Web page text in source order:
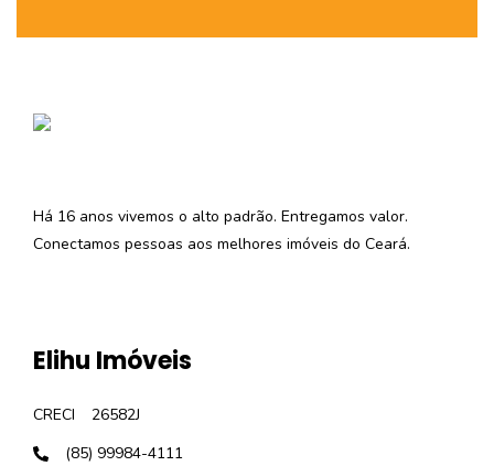
Há 16 anos vivemos o alto padrão. Entregamos valor.
Conectamos pessoas aos melhores imóveis do Ceará.
Elihu Imóveis
CRECI
26582J
(85) 99984-4111